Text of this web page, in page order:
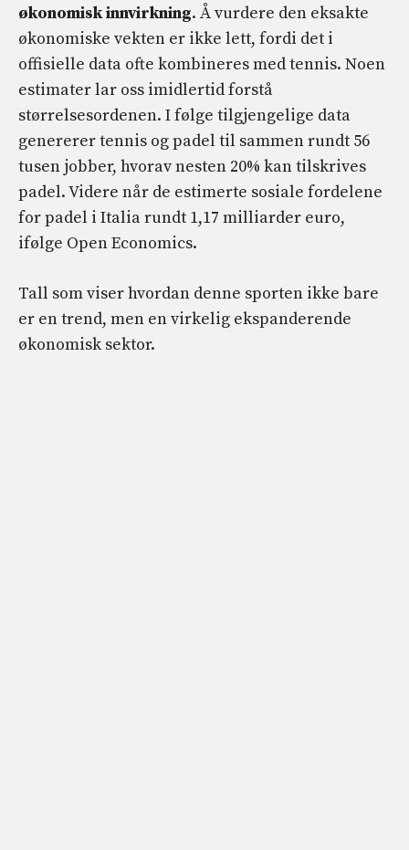
økonomisk innvirkning. Å vurdere den eksakte
økonomiske vekten er ikke lett, fordi det i
offisielle data ofte kombineres med tennis. Noen
estimater lar oss imidlertid forstå
størrelsesordenen. I følge tilgjengelige data
genererer tennis og padel til sammen rundt 56
tusen jobber, hvorav nesten 20% kan tilskrives
padel. Videre når de estimerte sosiale fordelene
for padel i Italia rundt 1,17 milliarder euro,
ifølge Open Economics.
Tall som viser hvordan denne sporten ikke bare
er en trend, men en virkelig ekspanderende
økonomisk sektor.